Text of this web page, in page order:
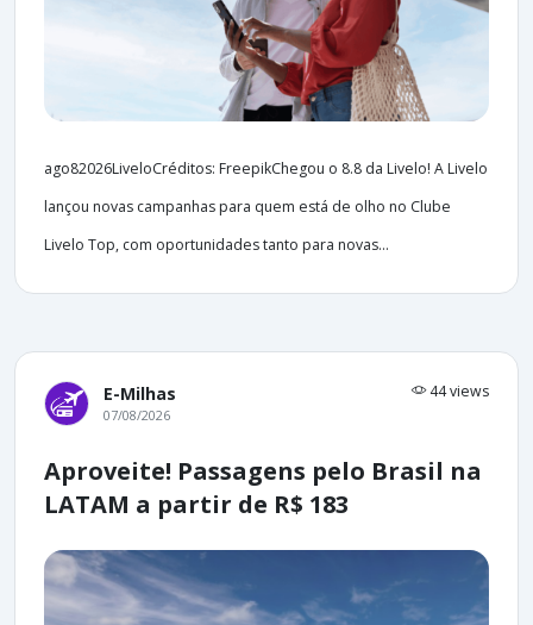
ago82026LiveloCréditos: FreepikChegou o 8.8 da Livelo! A Livelo
lançou novas campanhas para quem está de olho no Clube
Livelo Top, com oportunidades tanto para novas...
E-Milhas 44 views
07/08/2026
Aproveite! Passagens pelo Brasil na
LATAM a partir de R$ 183